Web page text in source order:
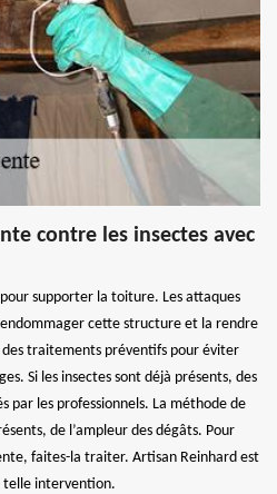
contre les insectes avec
supporter la toiture. Les attaques
cette structure et la rendre
des traitements préventifs pour éviter
Si les insectes sont déjà présents, des
par les professionnels. La méthode de
de l’ampleur des dégâts. Pour
faites-la traiter. Artisan Reinhard est
telle intervention.